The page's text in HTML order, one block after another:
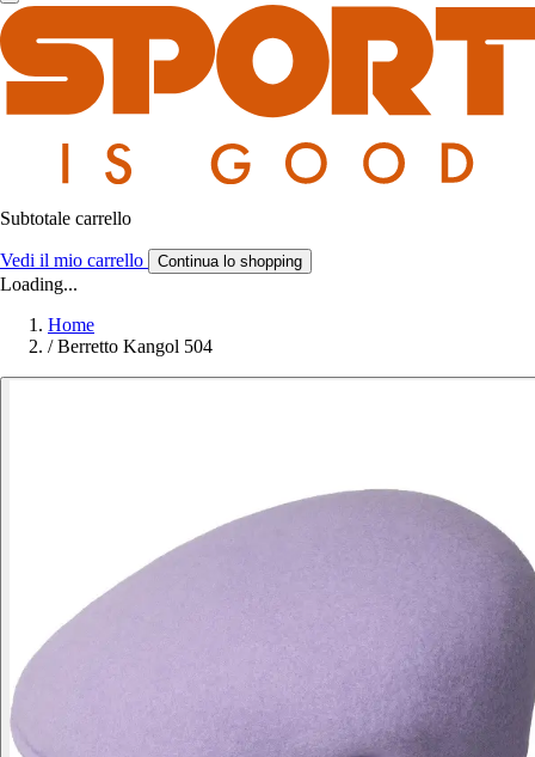
Subtotale carrello
Vedi il mio carrello Continua lo shopping
Loading...
Home
/ Berretto Kangol 504